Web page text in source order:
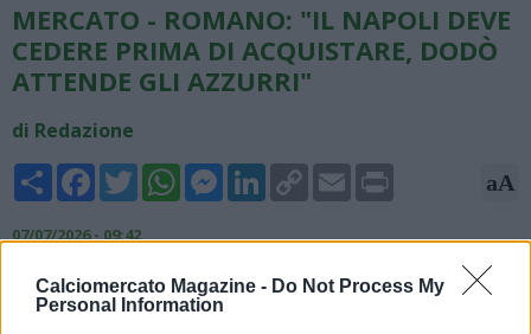
Calciomercato Magazine - Do Not Process My
Personal Information
MERCATO - ROMANO: "IL NAPOLI DEVE
CEDERE PRIMA DI ACQUISTARE, DODÒ
ATTENDE GLI AZZURRI"
di Redazione
Share FacebookTwitterWhatsAppMessengerLinkedInCopy
Link
Email aA
07/07/2026 - 09:42
Fabrizio Romano, giornalista ed esperto di mercato, ha
parlato anche del Napoli sul suo canale YouTube: "Khalaili, c'è il